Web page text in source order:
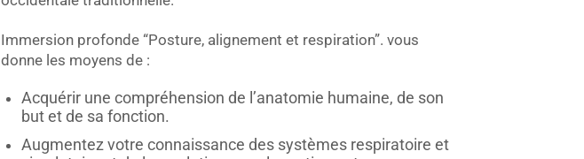
Immersion profonde “Posture, alignement et respiration”. vous
donne les moyens de :
Acquérir une compréhension de l’anatomie humaine, de son
but et de sa fonction.
Augmentez votre connaissance des systèmes respiratoire et